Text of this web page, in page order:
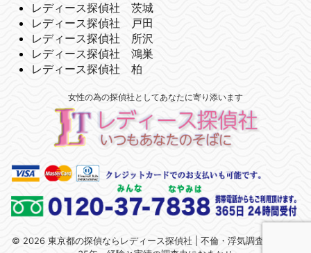
レディース探偵社 茨城
レディース探偵社 戸田
レディース探偵社 所沢
レディース探偵社 鴻巣
レディース探偵社 柏
女性の為の探偵社としてあなたに寄り添います
© 2026 東京都の探偵ならレディース探偵社 | 不倫・浮気調査 | 関東で